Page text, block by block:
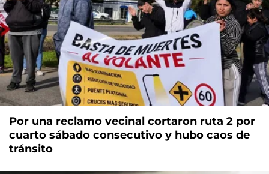
Por una reclamo vecinal cortaron ruta 2 por
cuarto sábado consecutivo y hubo caos de
tránsito